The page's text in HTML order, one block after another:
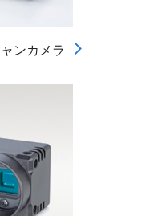
ンカメラ